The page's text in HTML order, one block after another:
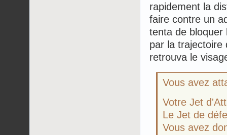
rapidement la
faire contre un
tenta de bloquer
par la trajectoire
retrouva le
Vous avez
Votre Jet
Le Jet de
Vous avez